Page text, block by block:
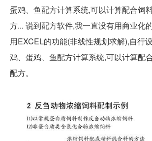
蛋鸡、鱼配方计算系统,可以计算配合饲
方... 说到配方软件,我一直没有用商业化
用EXCEL的功能(非线性规划求解),自行
鸡、蛋鸡、鱼配方计算系统,可以计算配
配方。